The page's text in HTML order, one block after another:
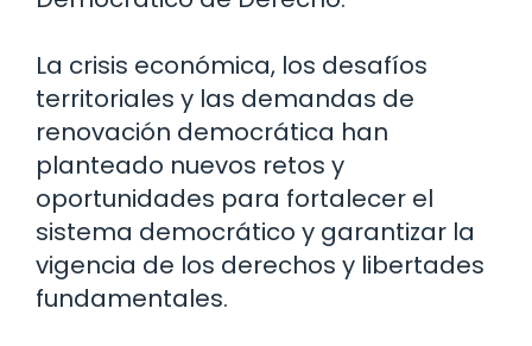
La crisis económica, los desafíos
territoriales y las demandas de
renovación democrática han
planteado nuevos retos y
oportunidades para fortalecer el
sistema democrático y garantizar la
vigencia de los derechos y libertades
fundamentales.